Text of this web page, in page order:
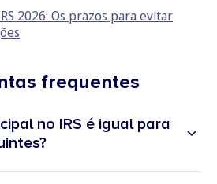
2026: Os prazos para evitar
frequentes
no IRS é igual para